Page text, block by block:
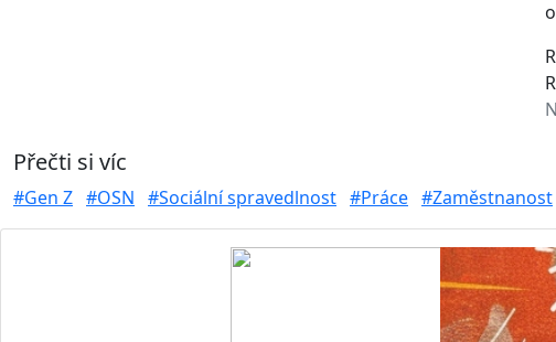
Přečti si víc
#Gen Z #OSN #Sociální spravedlnost #Práce #Zaměstnanost